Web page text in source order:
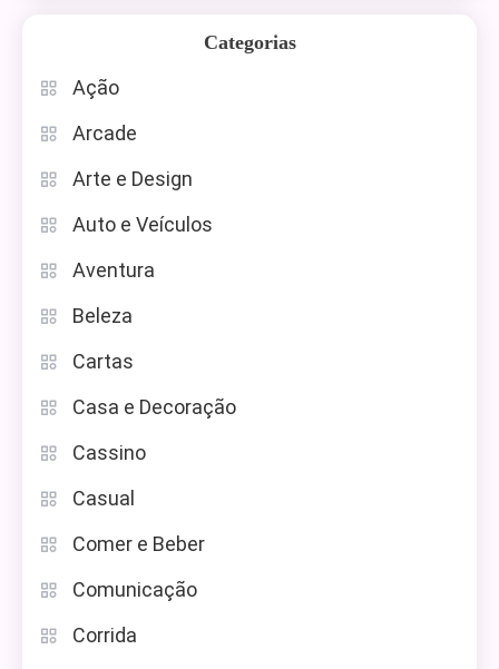
Categorias
Ação
Arcade
Arte e Design
Auto e Veículos
Aventura
Beleza
Cartas
Casa e Decoração
Cassino
Casual
Comer e Beber
Comunicação
Corrida